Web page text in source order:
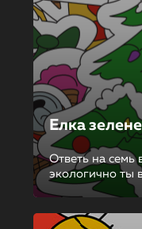
Елка
Ответь на семь
экологично ты